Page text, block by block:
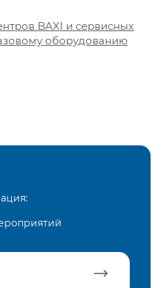
BAXI и сервисных
оборудованию